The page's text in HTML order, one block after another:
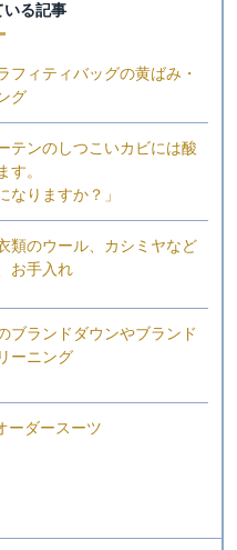
いる記事
フィティバッグの黄ばみ・
グ
テンのしつこいカビには酸
す。
なりますか？」
類のウール、カシミヤなど
お手入れ
ブランドダウンやブランド
ーニング
ーダースーツ